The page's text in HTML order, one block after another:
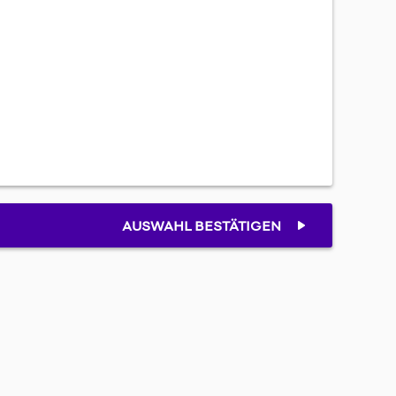
AUSWAHL BESTÄTIGEN